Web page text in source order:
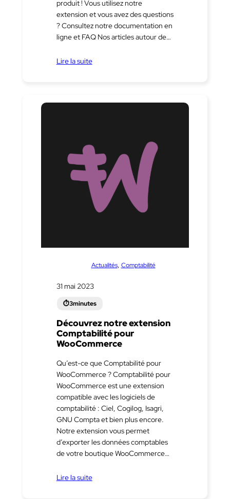
produit ! Vous utilisez notre
extension et vous avez des questions
? Consultez notre documentation en
ligne et FAQ Nos articles autour de…
Lire la suite
Actualités, Comptabilité
31 mai 2023
Découvrez notre extension
Comptabilité pour
WooCommerce
Qu’est-ce que Comptabilité pour
WooCommerce ? Comptabilité pour
WooCommerce est une extension
compatible avec les logiciels de
comptabilité : Ciel, Cogilog, Isagri,
GNU Compta et bien plus encore.
Notre extension vous permet
d’exporter les données comptables
de votre boutique WooCommerce…
Lire la suite